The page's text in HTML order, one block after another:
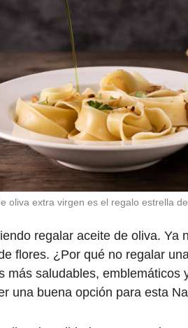
oliva extra virgen es el regalo estrella
regalar aceite de oliva. Ya
flores. ¿Por qué no regalar
más saludables, emblemáticos
una buena opción para esta